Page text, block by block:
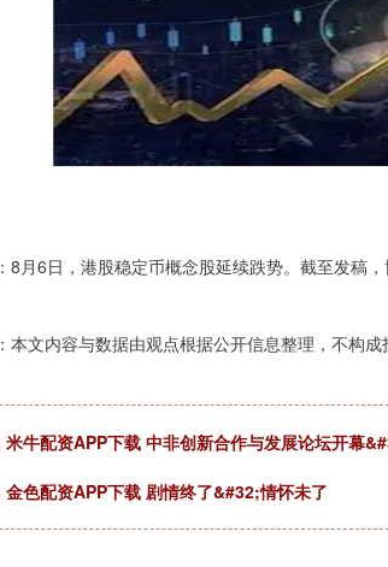
8月6日，港股稳定币概念股延续跌势。截至发稿
本文内容与数据由观点根据公开信息整理，不构成
米牛配资APP下载 中非创新合作与发展论坛开幕
金色配资APP下载 剧情终了&#32;情怀未了